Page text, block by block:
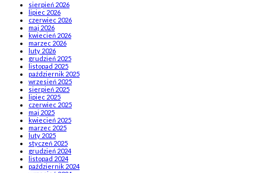
sierpień 2026
lipiec 2026
czerwiec 2026
maj 2026
kwiecień 2026
marzec 2026
luty 2026
grudzień 2025
listopad 2025
październik 2025
wrzesień 2025
sierpień 2025
lipiec 2025
czerwiec 2025
maj 2025
kwiecień 2025
marzec 2025
luty 2025
styczeń 2025
grudzień 2024
listopad 2024
październik 2024